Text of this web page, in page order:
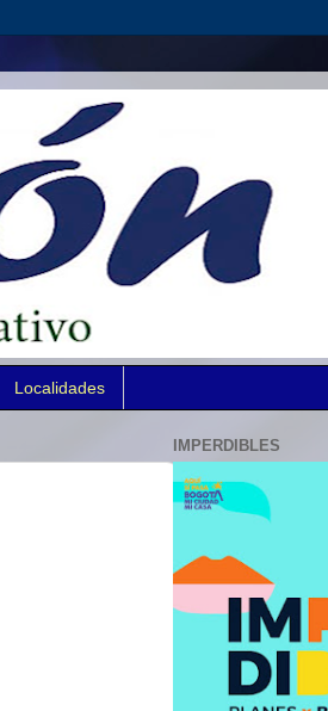
Localidades
IMPERDIBLES